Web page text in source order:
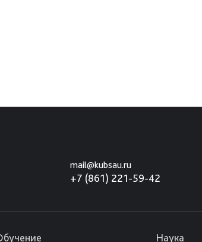
mail@kubsau.ru
+7 (861) 221-59-42
Наука